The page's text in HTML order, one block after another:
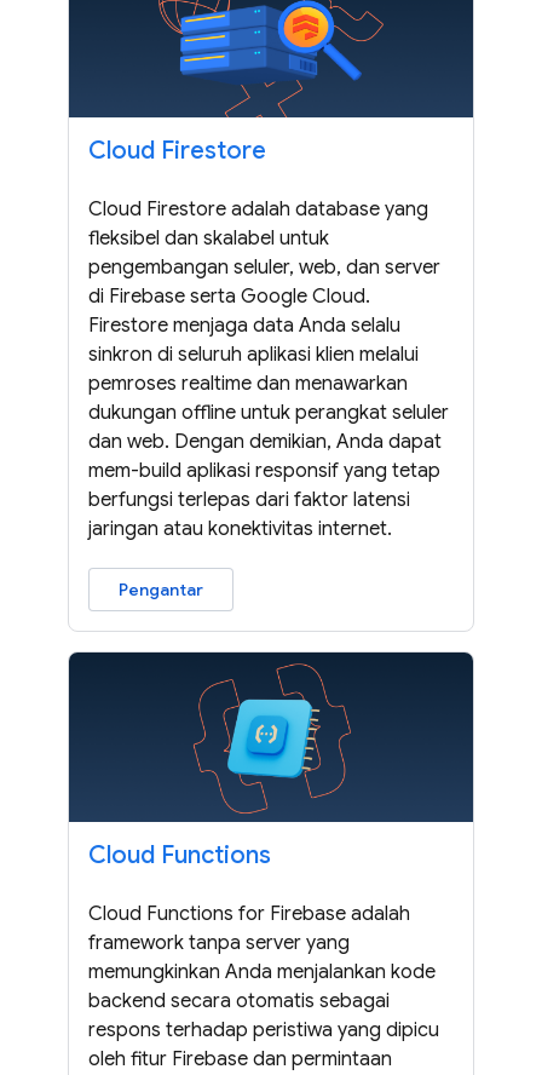
Cloud Firestore
Cloud Firestore adalah database yang
fleksibel dan skalabel untuk
pengembangan seluler, web, dan server
di Firebase serta Google Cloud.
Firestore menjaga data Anda selalu
sinkron di seluruh aplikasi klien melalui
pemroses realtime dan menawarkan
dukungan offline untuk perangkat seluler
dan web. Dengan demikian, Anda dapat
mem-build aplikasi responsif yang tetap
berfungsi terlepas dari faktor latensi
jaringan atau konektivitas internet.
Pengantar
Cloud Functions
Cloud Functions for Firebase adalah
framework tanpa server yang
memungkinkan Anda menjalankan kode
backend secara otomatis sebagai
respons terhadap peristiwa yang dipicu
oleh fitur Firebase dan permintaan